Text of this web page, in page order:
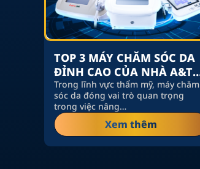
TOP 3 MÁY CHĂM SÓC DA
ĐỈNH CAO CỦA NHÀ A&T
MEDICAL
Trong lĩnh vực thẩm mỹ, máy chăm
sóc da đóng vai trò quan trọng
trong việc nâng…
Xem thêm